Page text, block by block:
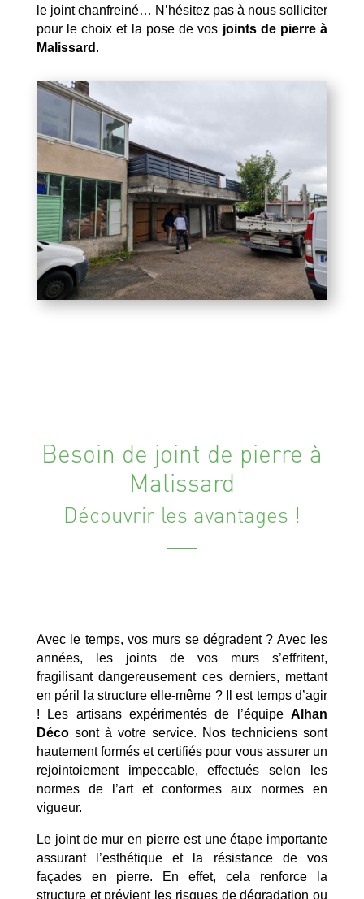
le joint chanfreiné… N’hésitez pas à nous solliciter
pour le choix et la pose de vos joints de pierre à
Malissard .
Besoin de joint de pierre à
Malissard
Découvrir les avantages !
Avec le temps, vos murs se dégradent ? Avec les
années, les joints de vos murs s’effritent,
fragilisant dangereusement ces derniers, mettant
en péril la structure elle-même ? Il est temps d’agir
! Les artisans expérimentés de l’équipeAlhan
Décosont à votre service. Nos techniciens sont
hautement formés et certifiés pour vous assurer un
rejointoiement impeccable, effectués selon les
normes de l’art et conformes aux normes en
vigueur.
Le joint de mur en pierre est une étape importante
assurant l’esthétique et la résistance de vos
façades en pierre. En effet, cela renforce la
structure et prévient les risques de dégradation ou